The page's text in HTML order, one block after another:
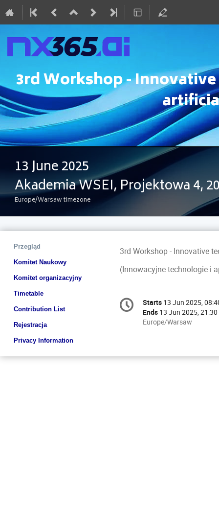
3rd Workshop -
13 June 2025
Akademia WSEI, Projektowa 4,
Europe/Warsaw timezone
Event
menu
Przegląd
Komitet Naukowy
Komitet organizacyjny
Timetable
Contribution List
Rejestracja
Privacy Information
3rd Workshop - Innovative
(Innowacyjne technologie i
Conference
information
Date/Time
Starts 13 Jun 2025,
Ends 13 Jun 2025, 21:30
All
Europe/Warsaw
Europe/Warsaw